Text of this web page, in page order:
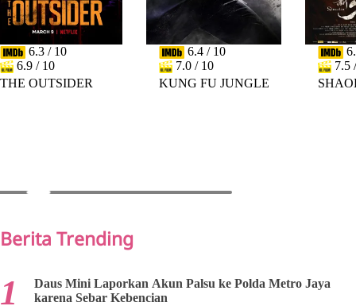
6.3 / 10
6.9 / 10
THE OUTSIDER
6.4 / 10
7.0 / 10
KUNG FU JUNGLE
7.5
Berita Trending
Daus Mini Laporkan Akun Palsu ke Polda Metro Jaya
karena Sebar Kebencian